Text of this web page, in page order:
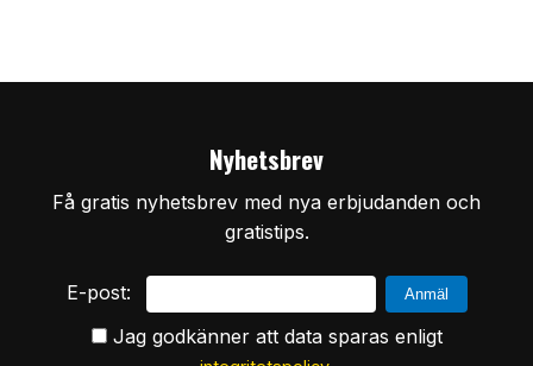
Nyhetsbrev
Få gratis nyhetsbrev med nya erbjudanden och
gratistips.
E-post:
Jag godkänner att data sparas enligt